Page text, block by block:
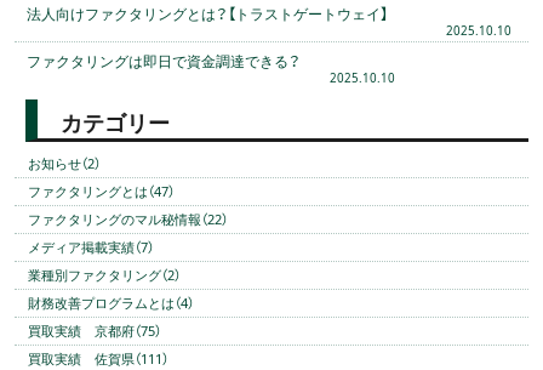
法人向けファクタリングとは？【トラストゲートウェイ】
2025.10.10
ファクタリングは即日で資金調達できる？
2025.10.10
カテゴリー
お知らせ（2）
ファクタリングとは（47）
ファクタリングのマル秘情報（22）
メディア掲載実績（7）
業種別ファクタリング（2）
財務改善プログラムとは（4）
買取実績 京都府（75）
買取実績 佐賀県（111）